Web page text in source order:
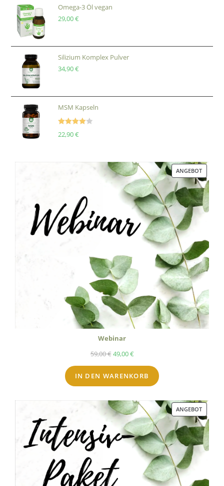
Omega-3 Öl vegan
29,00€
Silizium Komplex Pulver
34,90€
MSM Kapseln
Bewertet
22,90€
ANGEBOT
Webinar
59,00€49,00€
IN DEN WARENKORB
ANGEBOT